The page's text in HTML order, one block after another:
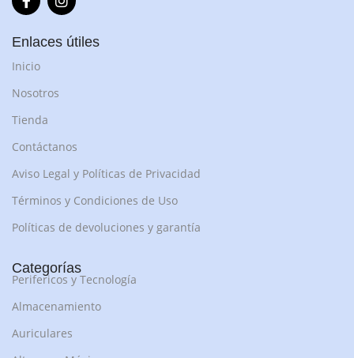
Enlaces útiles
Inicio
Nosotros
Tienda
Contáctanos
Aviso Legal y Políticas de Privacidad
Términos y Condiciones de Uso
Políticas de devoluciones y garantía
Categorías
Perifericos y Tecnología
Almacenamiento
Auriculares